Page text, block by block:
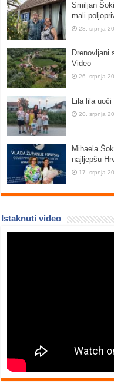
Smiljan
mali
28. srpnja
Drenovljani
Video
26. srpnja
Lila lila
20. srpnja
Mihaela
najljepšu
17. srpnja
Istaknuti video